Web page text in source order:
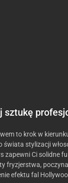
sztukę
to krok w
świata stylizacji
zapewni Ci solidne
fryzjerstwa,
efektu fal